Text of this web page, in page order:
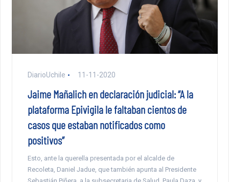
DiarioUchile 11-11-2020
Jaime Mañalich en declaración judicial: “A la
plataforma Epivigila le faltaban cientos de
casos que estaban notificados como
positivos”
Esto, ante la querella presentada por el alcalde de
Recoleta, Daniel Jadue, que también apunta al Presidente